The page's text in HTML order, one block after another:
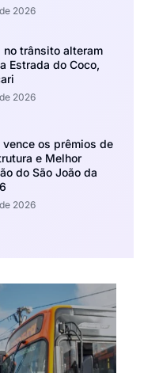
2026
no trânsito alteram
Estrada do Coco,
2026
vence os prêmios de
e Melhor
do São João da
2026